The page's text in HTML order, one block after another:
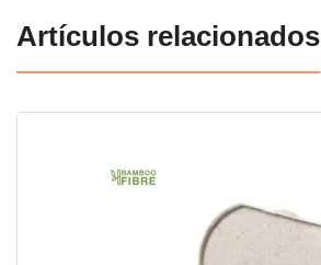
Artículos relacionados